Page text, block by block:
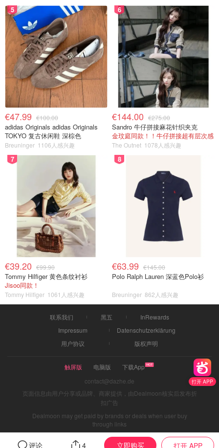
打开 APP
评论 4 立即购买 打开 APP
5
€47.99 €100.00
adidas Originals adidas Originals
TOKYO 复古休闲鞋 深棕色
Breuninger 1106人感兴趣
6
€144.00 €275.00
Sandro 牛仔拼接麻花针织夹克
金玟庭同款！！牛仔拼接超有层次感
The Outnet 1078人感兴趣
7
€39.20 €99.90
Tommy Hilfiger 黄色条纹衬衫
Jisoo同款！
Tommy Hilfiger 1061人感兴趣
8
€63.99 €145.00
Polo Ralph Lauren 深蓝色Polo衫
Breuninger 862人感兴趣
联系我们 黑五
InRewards
Impressum
Datenschutzerklärung
用户协议
版权声明
触屏版 电脑版
下载App
contact@dazhe.de
页面信息由用户分享或品牌、商家提供，由Dealmoon核实后发布折
扣广告
Dealmoon may get paid by brands or deals when user buy
through links